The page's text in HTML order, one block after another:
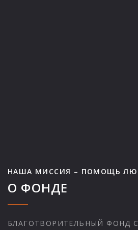
НАША МИССИЯ – ПОМОЩЬ
О ФОНДЕ
БЛАГОТВОРИТЕЛЬНЫЙ ФОНД